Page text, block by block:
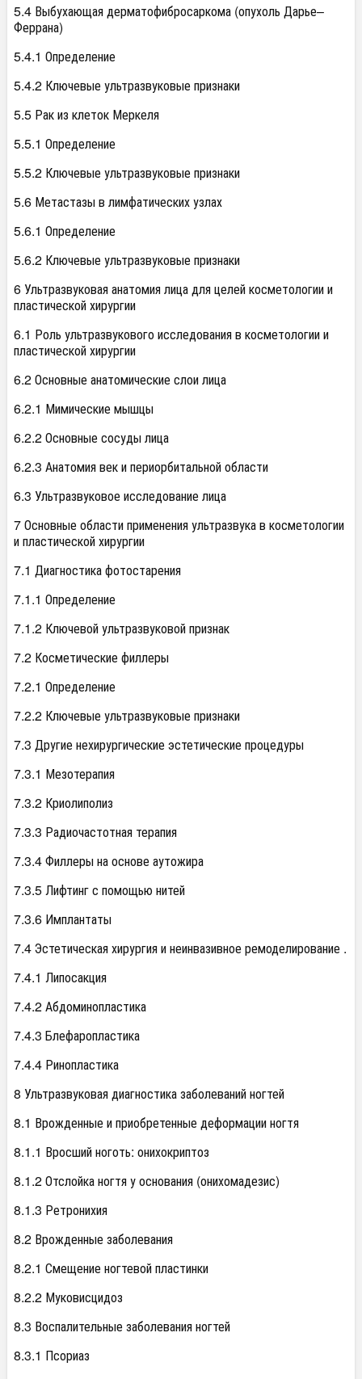
5.4 Выбухающая дерматофибросаркома (опухоль Дарье–
Феррана)
5.4.1 Определение
5.4.2 Ключевые ультразвуковые признаки
5.5 Рак из клеток Меркеля
5.5.1 Определение
5.5.2 Ключевые ультразвуковые признаки
5.6 Метастазы в лимфатических узлах
5.6.1 Определение
5.6.2 Ключевые ультразвуковые признаки
6 Ультразвуковая анатомия лица для целей косметологии и
пластической хирургии
6.1 Роль ультразвукового исследования в косметологии и
пластической хирургии
6.2 Основные анатомические слои лица
6.2.1 Мимические мышцы
6.2.2 Основные сосуды лица
6.2.3 Анатомия век и периорбитальной области
6.3 Ультразвуковое исследование лица
7 Основные области применения ультразвука в косметологии
и пластической хирургии
7.1 Диагностика фотостарения
7.1.1 Определение
7.1.2 Ключевой ультразвуковой признак
7.2 Косметические филлеры
7.2.1 Определение
7.2.2 Ключевые ультразвуковые признаки
7.3 Другие нехирургические эстетические процедуры
7.3.1 Мезотерапия
7.3.2 Криолиполиз
7.3.3 Радиочастотная терапия
7.3.4 Филлеры на основе аутожира
7.3.5 Лифтинг с помощью нитей
7.3.6 Имплантаты
7.4 Эстетическая хирургия и неинвазивное ремоделирование .
7.4.1 Липосакция
7.4.2 Абдоминопластика
7.4.3 Блефаропластика
7.4.4 Ринопластика
8 Ультразвуковая диагностика заболеваний ногтей
8.1 Врожденные и приобретенные деформации ногтя
8.1.1 Вросший ноготь: онихокриптоз
8.1.2 Отслойка ногтя у основания (онихомадезис)
8.1.3 Ретронихия
8.2 Врожденные заболевания
8.2.1 Смещение ногтевой пластинки
8.2.2 Муковисцидоз
8.3 Воспалительные заболевания ногтей
8.3.1 Псориаз